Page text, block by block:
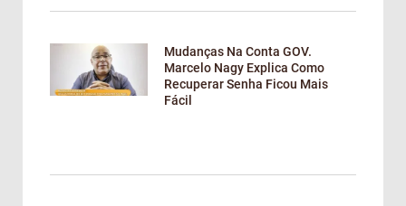
Mudanças Na Conta GOV.
Marcelo Nagy Explica Como
Recuperar Senha Ficou Mais
Fácil